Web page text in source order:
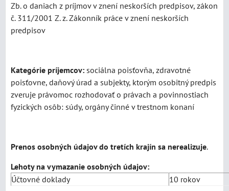
Zb. o daniach z príjmov v znení neskorších predpisov, zákon
č. 311/2001 Z. z. Zákonník práce v znení neskorších
predpisov
Kategórie príjemcov: sociálna poisťovňa, zdravotné
poisťovne, daňový úrad a subjekty, ktorým osobitný predpis
zveruje právomoc rozhodovať o právach a povinnostiach
fyzických osôb: súdy, orgány činné v trestnom konaní
Prenos osobných údajov do tretích krajín sa nerealizuje.
Lehoty na vymazanie osobných údajov:
Účtovné doklady
10 rokov